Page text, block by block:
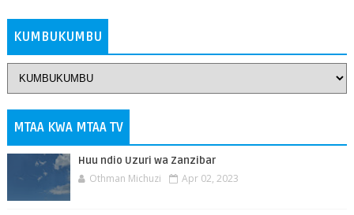
KUMBUKUMBU
MTAA KWA MTAA TV
Huu ndio Uzuri wa Zanzibar
Othman Michuzi Apr 02, 2023